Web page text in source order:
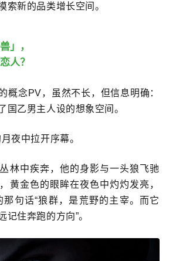
索新的品类增长空间。
」，
人？
概念PV，虽然不长，但信息明确：
国乙男主人设的想象空间。
夜中拉开序幕。
林中疾奔，他的身影与一头狼飞驰
黄金色的眼眸在夜色中灼灼发亮，
那句话“狼群，是荒野的主宰。而它
记住奔跑的方向”。